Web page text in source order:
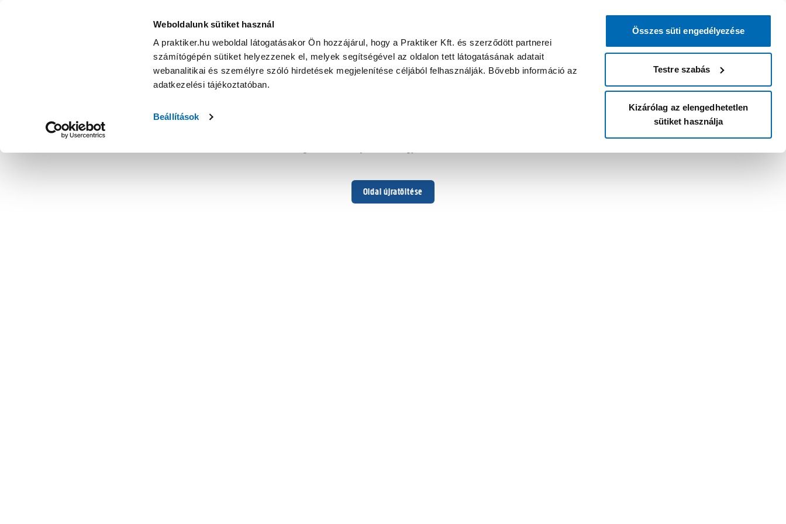
Weboldalunk sütiket használ
A praktiker.hu weboldal látogatásakor Ön hozzájárul, hogy a Praktiker Kft. és szerződött partnerei
számítógépén sütiket helyezzenek el, melyek segítségével az oldalon tett látogatásának adatait
webanalitikai és személyre szóló hirdetések megjelenítése céljából felhasználják. Bővebb információ az
adatkezelési tájékoztatóban.
Beállítások
Összes süti engedélyezése
Testre szabás
Kizárólag az elengedhetetlen
sütiket használja
Oldal újratöltése